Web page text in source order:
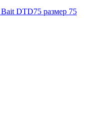
DTD75 размер 75